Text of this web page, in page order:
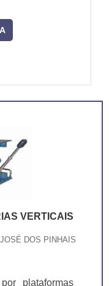
VERTICAIS
DOS PINHAIS
plataformas